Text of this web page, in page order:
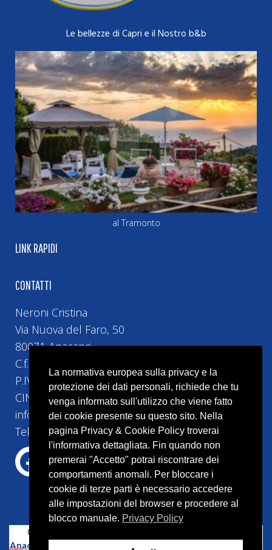
Le bellezze di Capri e il Nostro b&b
al Tramonto
LINK RAPIDI
CONTATTI
Neroni Cristina
Via Nuova del Faro, 50
80071 Anacapri
C.f. NRNCST74H5H5010
P.IVA 10493161219
CIN IT063004B42HRGVIGV
info@bebvillacristina.it
Tel:+39 328 4524 258
Copyright © 2023 –
Anacapri
La normativa europea sulla privacy e la
protezione dei dati personali, richiede che tu
venga informato sull'utilizzo che viene fatto
dei cookie presente su questo sito. Nella
pagina Privacy & Cookie Policy troverai
l'informativa dettagliata. Fin quando non
premerai "Accetto" potrai riscontrare dei
comportamenti anomali. Per bloccare i
cookie di terze parti è necessario accedere
alle impostazioni del browser e procedere al
blocco manuale. Privacy Policy